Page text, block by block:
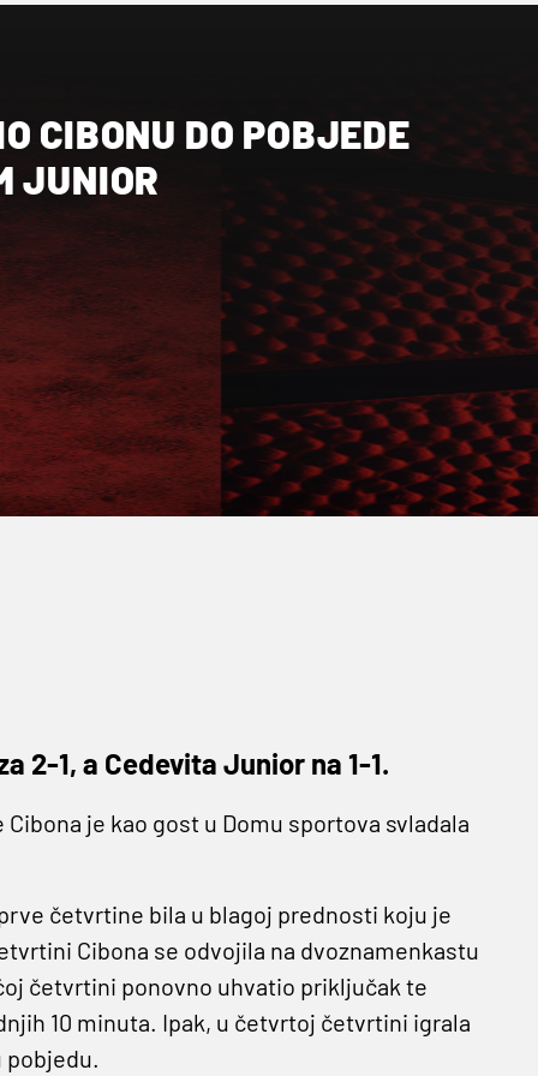
CIBONU DO POBJEDE
JUNIOR
2-1, a Cedevita Junior na 1-1.
je kao gost u Domu sportova svladala
četvrtine bila u blagoj prednosti koju je
Cibona se odvojila na dvoznamenkastu
četvrtini ponovno uhvatio priključak te
10 minuta. Ipak, u četvrtoj četvrtini igrala